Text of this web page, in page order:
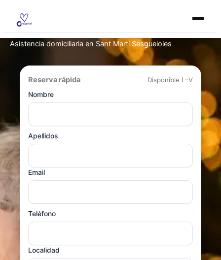
contenido
Asistencia domiciliaria en Sant Martí Sesgueioles
Reserva rápida
Disponible L–V
Nombre
Apellidos
Email
Teléfono
Localidad